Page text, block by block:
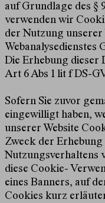
auf Grundlage des §
verwenden wir
der Nutzung unserer
Webanalysedienstes
Die Erhebung dieser
Art 6 Abs 1 lit f DS-
Sofern Sie zuvor
eingewilligt haben,
unserer Website
Zweck der
Nutzungsverhaltens
diese Cookie-
eines Banners, auf
Cookies kurz